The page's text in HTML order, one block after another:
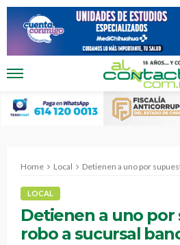
Home Local Detienen a uno por
LOCAL
Detienen a uno por
robo a sucursal